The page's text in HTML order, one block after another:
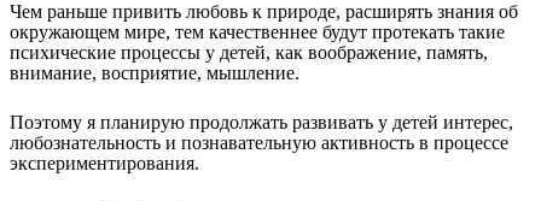
Чем раньше привить любовь к природе, расширять знания об
окружающем мире, тем качественнее будут протекать такие
психические процессы у детей, как воображение, память,
внимание, восприятие, мышление.
Поэтому я планирую продолжать развивать у детей интерес,
любознательность и познавательную активность в процессе
экспериментирования.